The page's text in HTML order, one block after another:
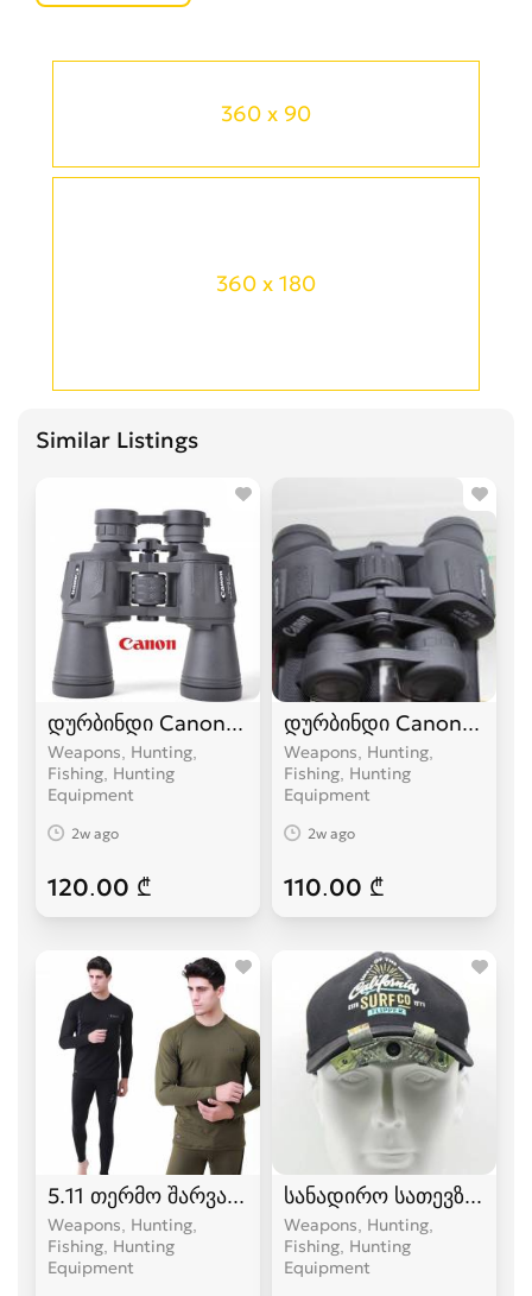
360 x 90
360 x 180
Similar Listings
დურბინდი Canon 20x50 დურბინდები durbindi
Weapons, Hunting,
Fishing, Hunting
Equipment
2w ago
120.00 ₾
დურბინდი Canon
Weapons, Hunting,
Fishing, Hunting
Equipment
2w ago
110.00 ₾
5.11 თერმო შარვალი და მაისური, სანადირო
Weapons, Hunting,
Fishing, Hunting
Equipment
სანადირო სათევზაო
Weapons, Hunting,
Fishing, Hunting
Equipment